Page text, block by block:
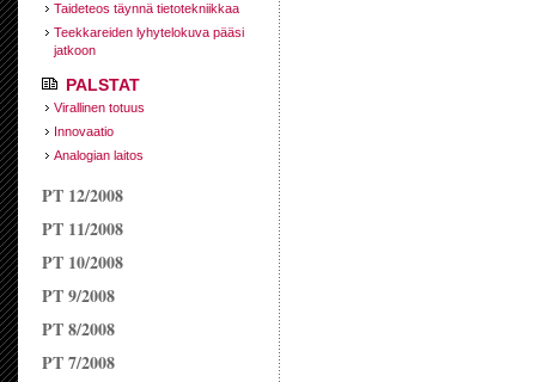
Taideteos täynnä tietotekniikkaa
Teekkareiden lyhytelokuva pääsi
jatkoon
PALSTAT
Virallinen totuus
Innovaatio
Analogian laitos
PT 12/2008
PT 11/2008
PT 10/2008
PT 9/2008
PT 8/2008
PT 7/2008